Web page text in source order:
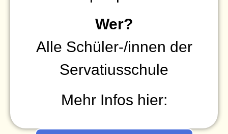
Wer?
Alle Schüler-/innen der
Servatiusschule
Mehr Infos hier: